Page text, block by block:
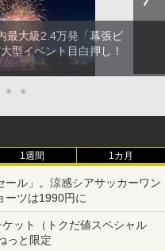
最大級2.4万発「幕張ビ
型イベント目白押し！
● ●
1週間 1カ月
ル」。涼感シアサッカーワン
ーツは1990円に
ット（トクだ値スペシャル
っと限定